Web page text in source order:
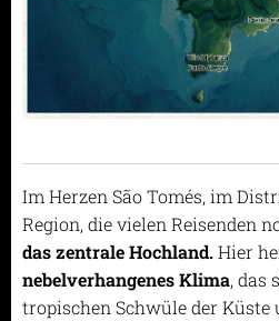
Im Herzen São Tomés, im
Region, die vielen Reisenden
das zentrale Hochland.Hier
nebelverhangenes Klima, das
tropischen Schwüle der Küste